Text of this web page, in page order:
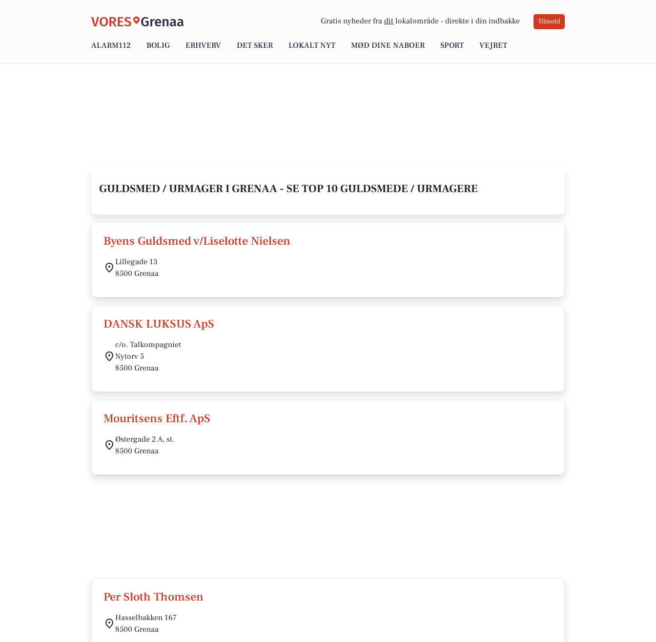
VORES Grenaa Gratis nyheder fra dit lokalområde - direkte i din indbakke Tilmeld
ALARM112 BOLIG ERHVERV DET SKER LOKALT NYT MØD DINE NABOER SPORT VEJRET
GULDSMED / URMAGER I GRENAA - SE TOP 10 GULDSMEDE / URMAGERE
Byens Guldsmed v/Liselotte Nielsen
Lillegade 13
8500 Grenaa
DANSK LUKSUS ApS
c/o. Talkompagniet
Nytorv 5
8500 Grenaa
Mouritsens Eftf. ApS
Østergade 2 A, st.
8500 Grenaa
Per Sloth Thomsen
Hasselbakken 167
8500 Grenaa